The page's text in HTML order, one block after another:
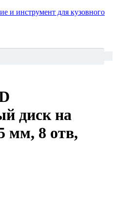
диск на
мм, 8 отв,